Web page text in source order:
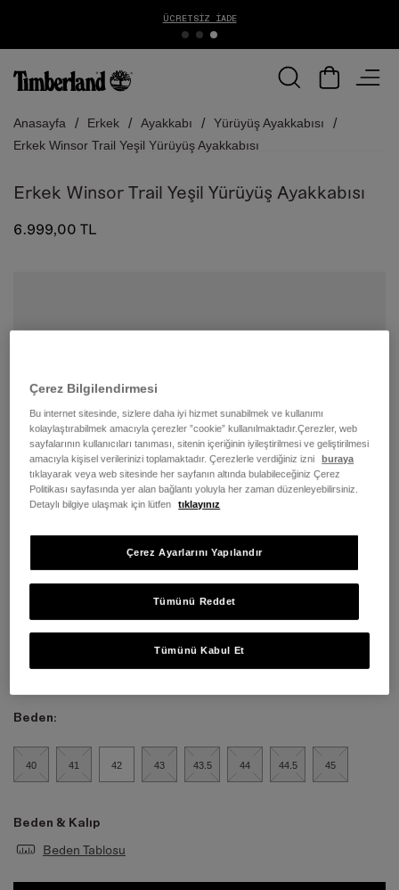
ÜCRETSIZ İADE
Anasayfa Erkek Ayakkabı
Yürüyüş Ayakkabısı
Erkek Winsor Trail Yeşil Yürüyüş Ayakkabısı
Erkek Winsor Trail Yeşil Yürüyüş Ayakkabısı
6.999,00 TL
Beden:
40 41 42 43 43.5 44 44.5 45
Beden & Kalıp
Beden Tablosu
Çerez Bilgilendirmesi
Bu internet sitesinde, sizlere daha iyi hizmet sunabilmek ve kullanımı
kolaylaştırabilmek amacıyla çerezler ”cookie” kullanılmaktadır.Çerezler, web
sayfalarının kullanıcıları tanıması, sitenin içeriğinin iyileştirilmesi ve geliştirilmesi
amacıyla kişisel verilerinizi toplamaktadır. Çerezlerle verdiğiniz izni
buraya
tıklayarak veya web sitesinde her sayfanın altında bulabileceğiniz Çerez
Politikası sayfasında yer alan bağlantı yoluyla her zaman düzenleyebilirsiniz.
Detaylı bilgiye ulaşmak için lütfen
tıklayınız
Tümünü Reddet
Tümünü Kabul Et
Çerez Ayarlarını Yapılandır